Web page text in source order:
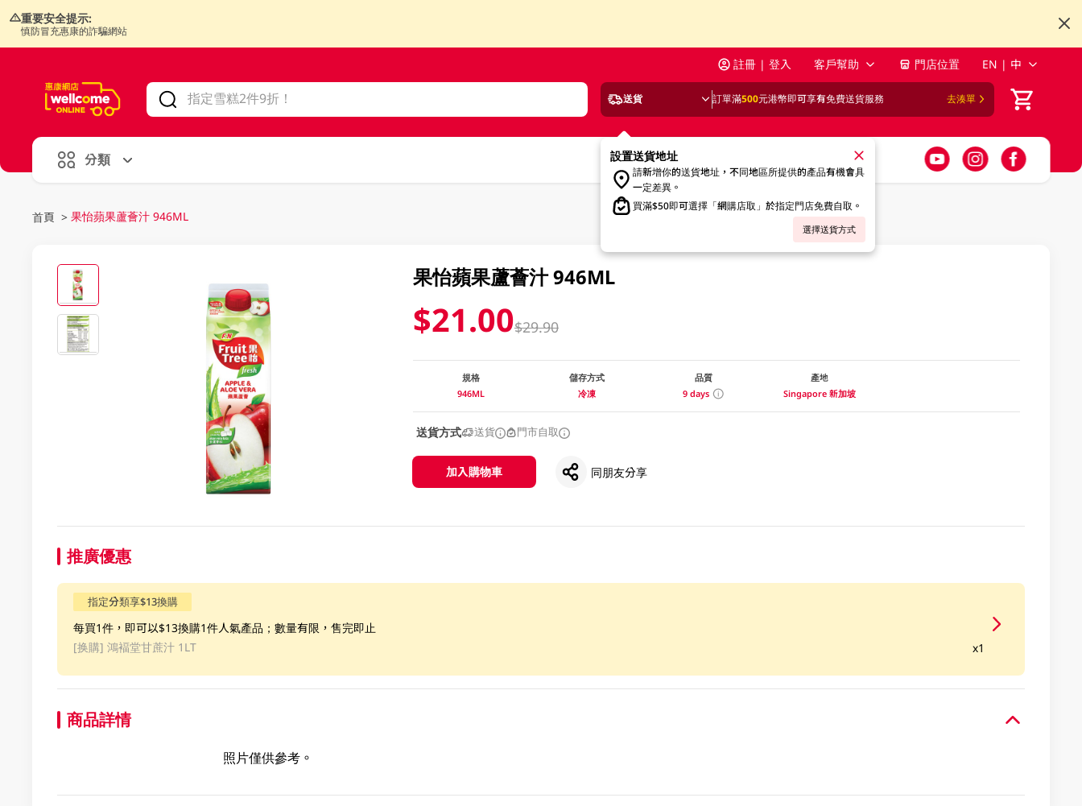
重要安全提示:
慎防冒充惠康的詐騙網站
註冊 | 登入 客戶幫助 門店位置 EN | 中
送貨 訂單滿500元港幣即可享有免費送貨服務 去湊單
設置送貨地址
請新增你的送貨地址，不同地區所提供的產品有機會具
一定差異。
買滿$50即可選擇「網購店取」於指定門店免費自取。
選擇送貨方式
分類
首頁 > 果怡蘋果蘆薈汁 946ML
果怡蘋果蘆薈汁 946ML
$21.00$29.90
規格
946ML
儲存方式
冷凍
品質
9 days
產地
Singapore 新加坡
送貨方式 送貨 門市自取
加入購物車 同朋友分享
推廣優惠
指定分類享$13換購
每買1件，即可以$13換購1件人氣產品；數量有限，售完即止
[换購] 鴻褔堂甘蔗汁 1LT x1
商品詳情
照片僅供參考。